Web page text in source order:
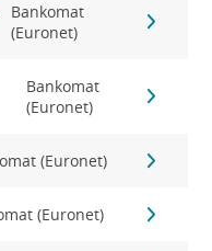
Bankomat
(Euronet)
Bankomat
(Euronet)
(Euronet)
(Euronet)